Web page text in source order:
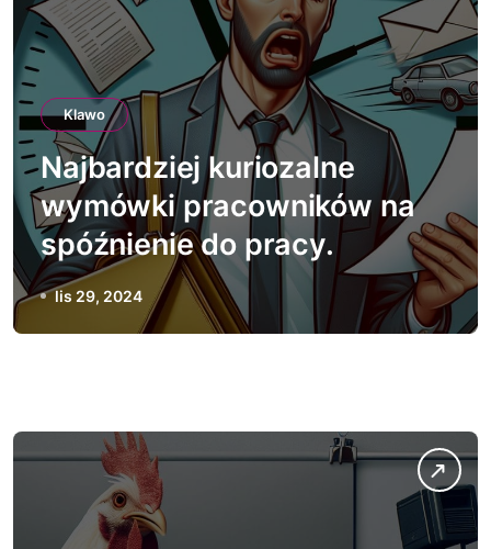
Klawo
Najbardziej kuriozalne
wymówki pracowników na
spóźnienie do pracy.
lis 29, 2024